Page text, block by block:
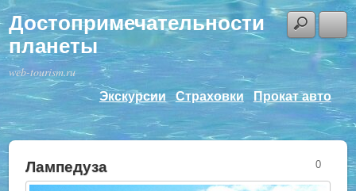
Достопримечательности
планеты
web-tourism.ru
Экскурсии Страховки Прокат авто
Лампедуза 0